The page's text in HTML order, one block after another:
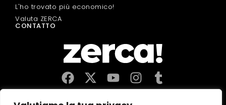
L'ho trovato più economico!
Valuta ZERCA
CONTATTO